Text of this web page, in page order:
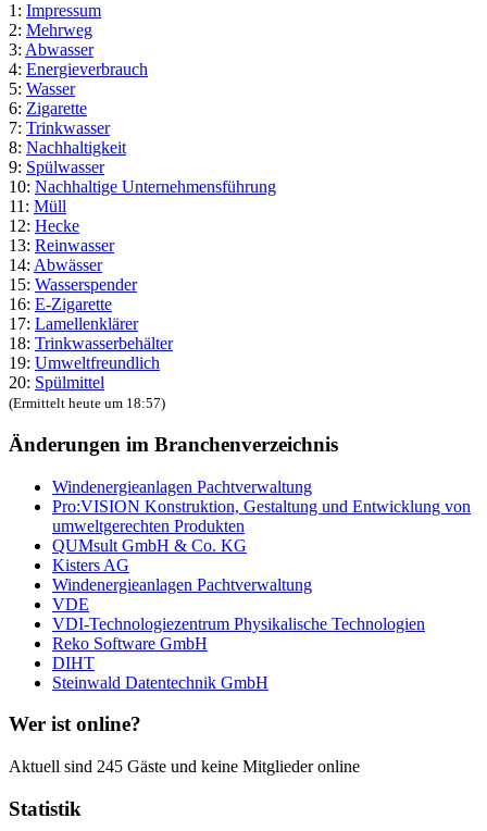
1: Impressum
2: Mehrweg
3: Abwasser
4: Energieverbrauch
5: Wasser
6: Zigarette
7: Trinkwasser
8: Nachhaltigkeit
9: Spülwasser
10: Nachhaltige Unternehmensführung
11: Müll
12: Hecke
13: Reinwasser
14: Abwässer
15: Wasserspender
16: E-Zigarette
17: Lamellenklärer
18: Trinkwasserbehälter
19: Umweltfreundlich
20: Spülmittel
(Ermittelt heute um 18:57)
Änderungen im Branchenverzeichnis
Windenergieanlagen Pachtverwaltung
Pro:VISION Konstruktion, Gestaltung und Entwicklung von
umweltgerechten Produkten
QUMsult GmbH & Co. KG
Kisters AG
Windenergieanlagen Pachtverwaltung
VDE
VDI-Technologiezentrum Physikalische Technologien
Reko Software GmbH
DIHT
Steinwald Datentechnik GmbH
Wer ist online?
Aktuell sind 245 Gäste und keine Mitglieder online
Statistik